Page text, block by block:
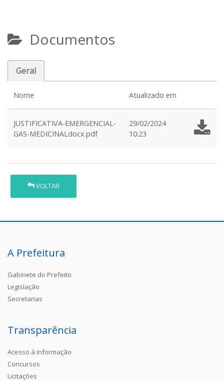
Documentos
Geral
Nome Atualizado em
JUSTIFICATIVA-EMERGENCIAL-
GAS-MEDICINALdocx.pdf
29/02/2024
10:23
VOLTAR
A Prefeitura
Gabinete do Prefeito
Legislação
Secretarias
Transparência
Acesso à Informação
Concursos
Licitações